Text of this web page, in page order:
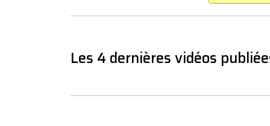
Les 4 dernières vidéos